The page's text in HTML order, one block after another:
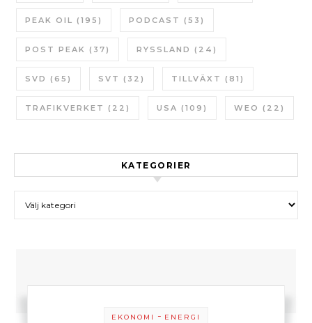
PEAK OIL (195) PODCAST (53)
POST PEAK (37) RYSSLAND (24)
SVD (65) SVT (32) TILLVÄXT (81)
TRAFIKVERKET (22) USA (109) WEO (22)
KATEGORIER
EKONOMI - ENERGI